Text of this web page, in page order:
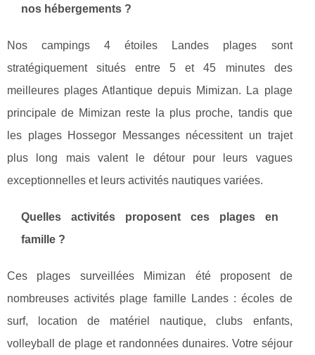
nos hébergements ?
Nos campings 4 étoiles Landes plages sont
stratégiquement situés entre 5 et 45 minutes des
meilleures plages Atlantique depuis Mimizan. La plage
principale de Mimizan reste la plus proche, tandis que
les plages Hossegor Messanges nécessitent un trajet
plus long mais valent le détour pour leurs vagues
exceptionnelles et leurs activités nautiques variées.
Quelles activités proposent ces plages en
famille ?
Ces plages surveillées Mimizan été proposent de
nombreuses activités plage famille Landes : écoles de
surf, location de matériel nautique, clubs enfants,
volleyball de plage et randonnées dunaires. Votre séjour